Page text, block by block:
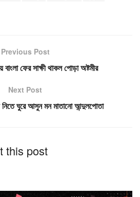
Previous Post
ফের সাক্ষী থাকল পোড়া অষ্টমীর
Next Post
ঘুরে আসুন মন মাতানো আন্দুলপোতা
this post